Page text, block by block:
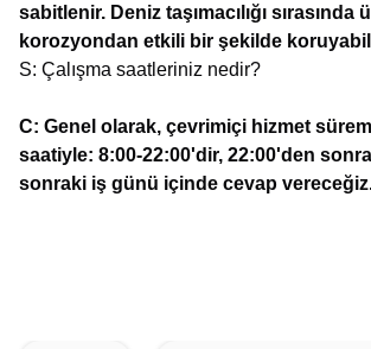
sabitlenir. Deniz taşımacılığı sırasında
korozyondan etkili bir şekilde
S: Çalışma saatleriniz nedir?
C: Genel olarak, çevrimiçi hizmet
saatiyle: 8:00-22:00'dir, 22:00'den
sonraki iş günü içinde cevap